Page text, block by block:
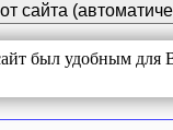
был удобным для